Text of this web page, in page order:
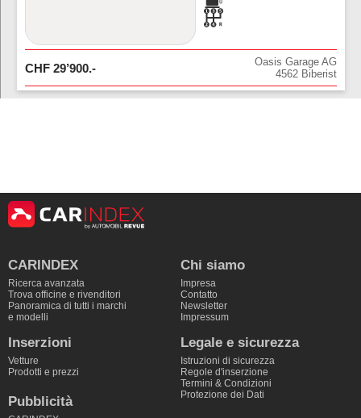
CHF 29’900.-
Oasis Garage AG
4562 Biberist
CARINDEX
Ricerca avanzata
Trova officine e rivenditori
Panoramica di tutti i marchi
e modelli
Chi siamo
Impresa
Contatto
Newsletter
Impressum
Inserzioni
Vetture
Prodotti e prezzi
Pubblicità
Legale e sicurezza
Istruzioni di sicurezza
Regole d'inserzione
Termini & Condizioni
Protezione dei Dati